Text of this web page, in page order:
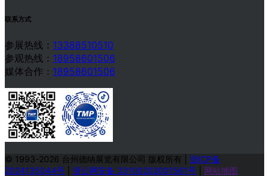
联系方式
参展热线： 13388510510
参观热线： 18958601506
媒体合作： 18958601506
© 1993-2026 台州德纳展览有限公司 版权所有
浙ICP备
2024135044号
浙公网安备 33100202001561号 网站地图